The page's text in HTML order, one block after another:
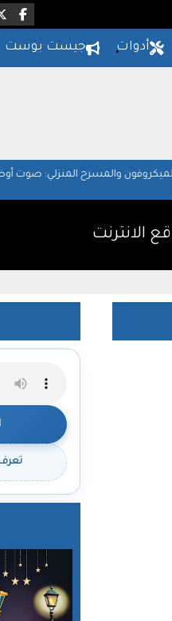
أدوات جيست بوست
المنزلي: صوت أوضح لحياتك
الانترنت